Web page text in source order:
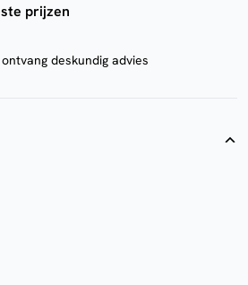
prijzen
deskundig advies